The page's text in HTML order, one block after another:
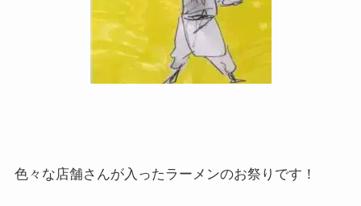
色々な店舗さんが入ったラーメンのお祭りです！